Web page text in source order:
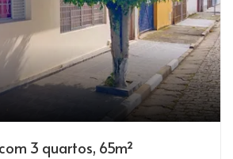
3 quartos, 65m²